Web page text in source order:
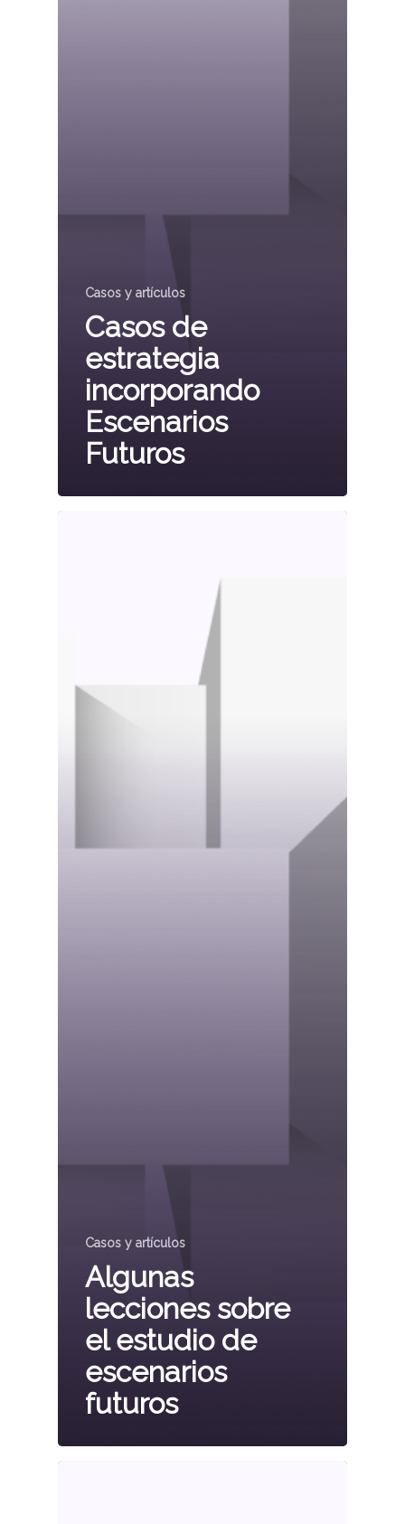
Casos y artículos
Casos de
estrategia
incorporando
Escenarios
Futuros
Casos y artículos
Algunas
lecciones sobre
el estudio de
escenarios
futuros